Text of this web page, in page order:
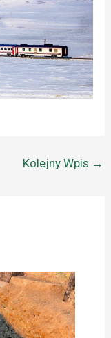
Kolejny Wpis →